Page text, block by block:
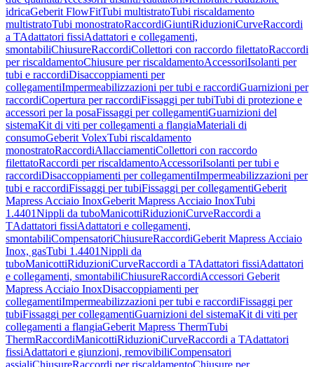
idricaGeberit FlowFitTubi multistratoTubi riscaldamento
multistratoTubi monostratoRaccordiGiuntiRiduzioniCurveRaccordi
a TAdattatori fissiAdattatori e collegamenti,
smontabiliChiusureRaccordiCollettori con raccordo filettatoRaccordi
per riscaldamentoChiusure per riscaldamentoAccessoriIsolanti per
tubi e raccordiDisaccoppiamenti per
collegamentiImpermeabilizzazioni per tubi e raccordiGuarnizioni per
raccordiCopertura per raccordiFissaggi per tubiTubi di protezione e
accessori per la posaFissaggi per collegamentiGuarnizioni del
sistemaKit di viti per collegamenti a flangiaMateriali di
consumoGeberit VolexTubi riscaldamento
monostratoRaccordiAllacciamentiCollettori con raccordo
filettatoRaccordi per riscaldamentoAccessoriIsolanti per tubi e
raccordiDisaccoppiamenti per collegamentiImpermeabilizzazioni per
tubi e raccordiFissaggi per tubiFissaggi per collegamentiGeberit
Mapress Acciaio InoxGeberit Mapress Acciaio InoxTubi
1.4401Nippli da tuboManicottiRiduzioniCurveRaccordi a
TAdattatori fissiAdattatori e collegamenti,
smontabiliCompensatoriChiusureRaccordiGeberit Mapress Acciaio
Inox, gasTubi 1.4401Nippli da
tuboManicottiRiduzioniCurveRaccordi a TAdattatori fissiAdattatori
e collegamenti, smontabiliChiusureRaccordiAccessori Geberit
Mapress Acciaio InoxDisaccoppiamenti per
collegamentiImpermeabilizzazioni per tubi e raccordiFissaggi per
tubiFissaggi per collegamentiGuarnizioni del sistemaKit di viti per
collegamenti a flangiaGeberit Mapress ThermTubi
ThermRaccordiManicottiRiduzioniCurveRaccordi a TAdattatori
fissiAdattatori e giunzioni, removibiliCompensatori
assialiChiusureRaccordi per riscaldamentoChiusure per